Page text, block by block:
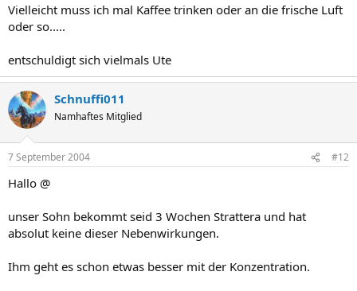
Vielleicht muss ich mal Kaffee trinken oder an die frische Luft
oder so.....
entschuldigt sich vielmals Ute
Schnuffi011
Namhaftes Mitglied
7 September 2004 #12
Hallo @
unser Sohn bekommt seid 3 Wochen Strattera und hat
absolut keine dieser Nebenwirkungen.
Ihm geht es schon etwas besser mit der Konzentration.